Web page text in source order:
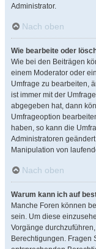
Administrator.
Nach oben
Wie bearbeite oder
Wie bei den Beiträgen
einem Moderator oder
Umfrage zu bearbeiten,
ist immer mit der
abgegeben hat, dann
Umfrageoption
haben, so kann die
Administratoren
Manipulation von
Nach oben
Warum kann ich auf
Manche Foren können
sein. Um diese
Vorgänge
Berechtigungen. Fragen